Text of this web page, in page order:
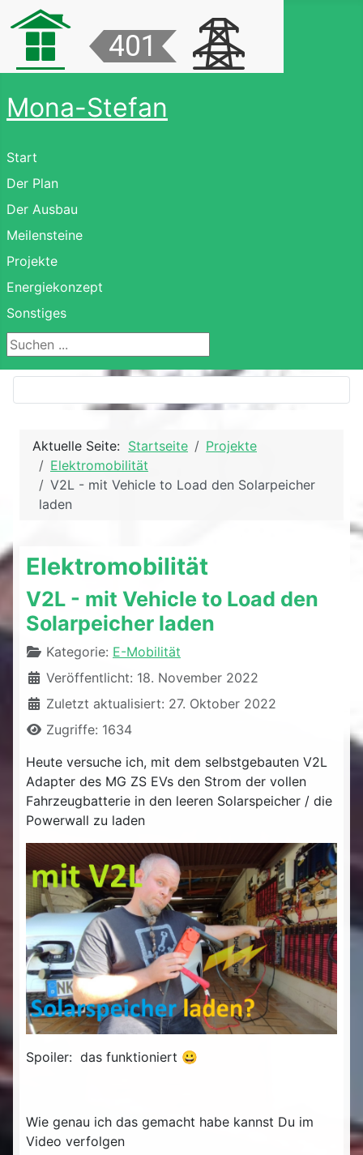
Mona-Stefan
Start
Der Plan
Der Ausbau
Meilensteine
Projekte
Energiekonzept
Sonstiges
Suchen ...
Aktuelle Seite: Startseite
Projekte
Elektromobilität
V2L - mit Vehicle to Load den Solarpeicher
laden
Elektromobilität
V2L - mit Vehicle to Load den
Solarpeicher laden
DetailsKategorie: E-Mobilität
Veröffentlicht: 18. November 2022
Zuletzt aktualisiert: 27. Oktober 2022
Zugriffe: 1634
Heute versuche ich, mit dem selbstgebauten V2L
Adapter des MG ZS EVs den Strom der vollen
Fahrzeugbatterie in den leeren Solarspeicher / die
Powerwall zu laden
Spoiler: das funktioniert 😀
Wie genau ich das gemacht habe kannst Du im
Video verfolgen